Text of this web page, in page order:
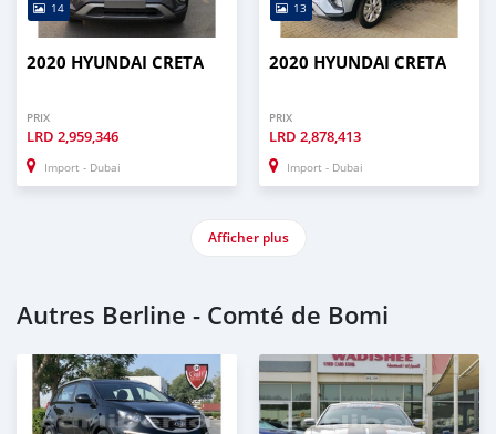
14
2020 HYUNDAI CRETA
PRIX
LRD 2,959,346
Import - Dubai
13
2020 HYUNDAI CRETA
PRIX
LRD 2,878,413
Import - Dubai
Afficher plus
Autres Berline - Comté de Bomi